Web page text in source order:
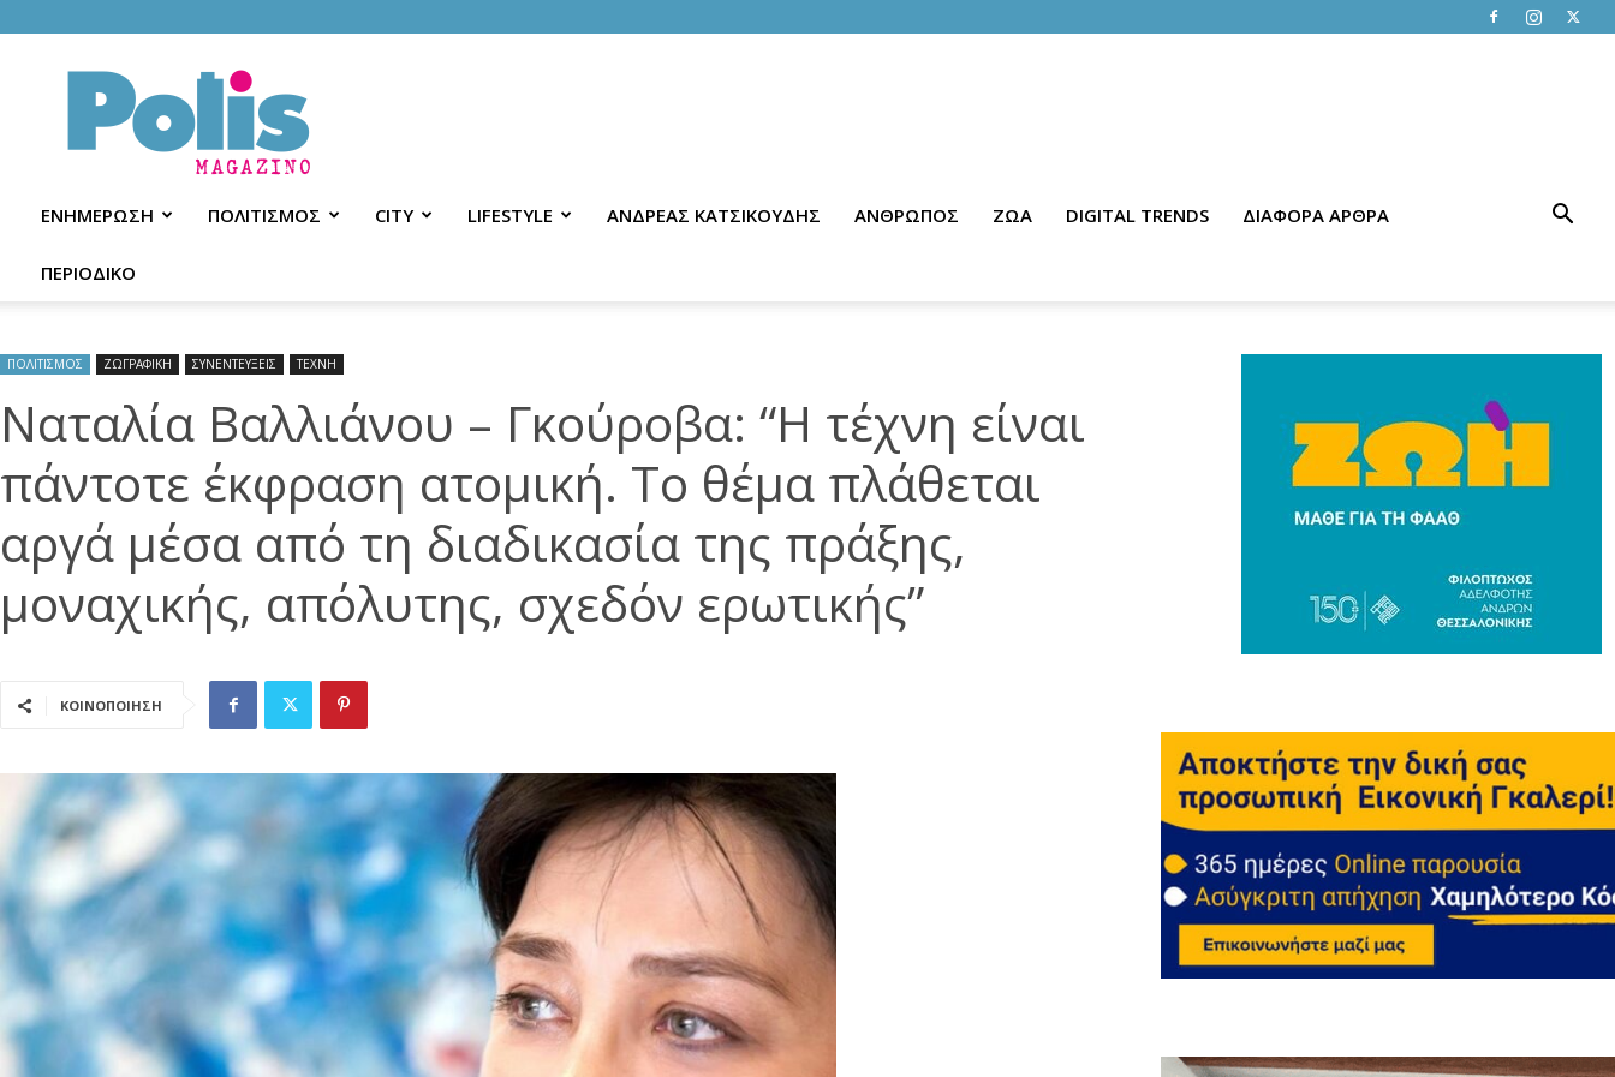
Polis
Magazino
ΕΝΗΜΕΡΩΣΗ ΠΟΛΙΤΙΣΜΟΣ CITY LIFESTYLE ΑΝΔΡΕΑΣ ΚΑΤΣΙΚΟΥΔΗΣ ΑΝΘΡΩΠΟΣ ΖΩΑ DIGITAL TRENDS ΔΙΑΦΟΡΑ ΑΡΘΡΑ
ΠΕΡΙΟΔΙΚΟ
ΠΟΛΙΤΙΣΜΟΣ ΖΩΓΡΑΦΙΚΗ ΣΥΝΕΝΤΕΥΞΕΙΣ ΤΕΧΝΗ
Ναταλία Βαλλιάνου – Γκούροβα: “Η τέχνη είναι
πάντοτε έκφραση ατομική. Το θέμα πλάθεται
αργά μέσα από τη διαδικασία της πράξης,
μοναχικής, απόλυτης, σχεδόν ερωτικής”
ΚΟΙΝΟΠΟΙΗΣΗ